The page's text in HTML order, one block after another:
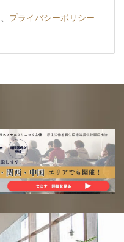
プライバシーポリシー